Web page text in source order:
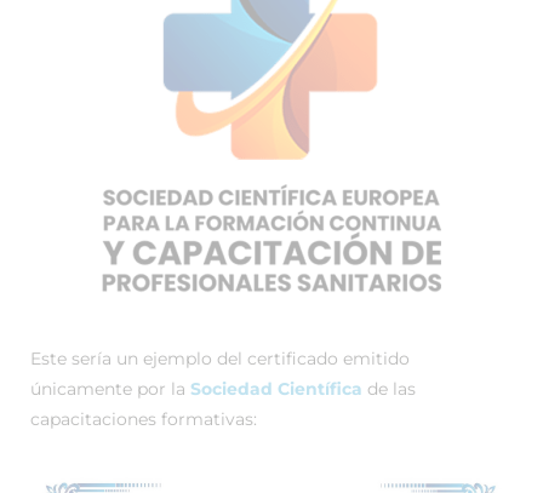
Este sería un ejemplo del certificado emitido
únicamente por la Sociedad Científica de las
capacitaciones formativas: